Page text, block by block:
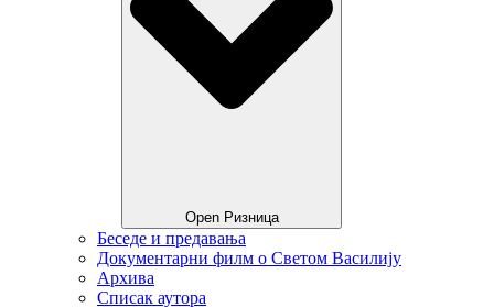
Open Ризница
Беседе и предавања
Документарни филм о Светом Василију
Архива
Списак аутора